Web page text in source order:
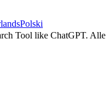
Polski
Tool like ChatGPT. Alle